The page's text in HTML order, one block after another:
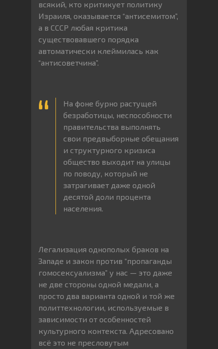
всякий, кто критикует политику
Израиля, оказывается “антисемитом”,
а в СССР любая критика
существовавшего порядка
автоматически клеймилась как
“антисоветчина”.
На фоне бурно растущей
безработицы, неспособности
правительства выполнять
свои предвыборные обещания
и структурного кризиса
общество выходит на улицы
по поводу, который не
затрагивает даже одной
десятой доли процента
населения.
Легализация однополых браков на
Западе и закон против “пропаганды
гомосексуализма” у нас — это даже
не две стороны одной медали, а
просто два варианта одной и той же
политтехнологии, используемые в
зависимости от особенностей
культурного контекста. Адресовано
всё это не пресловутым